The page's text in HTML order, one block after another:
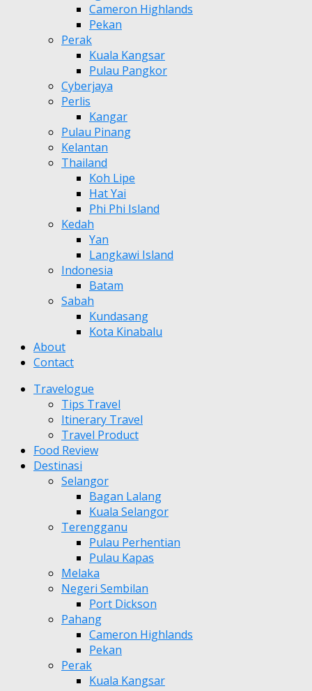
Cameron Highlands
Pekan
Perak
Kuala Kangsar
Pulau Pangkor
Cyberjaya
Perlis
Kangar
Pulau Pinang
Kelantan
Thailand
Koh Lipe
Hat Yai
Phi Phi Island
Kedah
Yan
Langkawi Island
Indonesia
Batam
Sabah
Kundasang
Kota Kinabalu
About
Contact
Travelogue
Tips Travel
Itinerary Travel
Travel Product
Food Review
Destinasi
Selangor
Bagan Lalang
Kuala Selangor
Terengganu
Pulau Perhentian
Pulau Kapas
Melaka
Negeri Sembilan
Port Dickson
Pahang
Cameron Highlands
Pekan
Perak
Kuala Kangsar